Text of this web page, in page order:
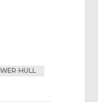
HULL